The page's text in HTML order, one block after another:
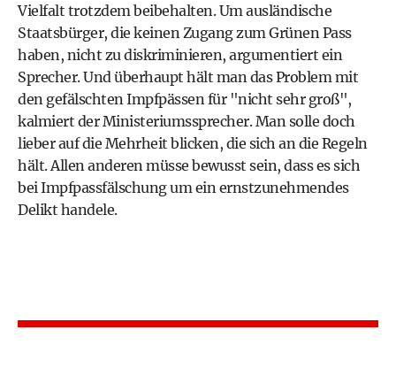
Vielfalt trotzdem beibehalten. Um ausländische
Staatsbürger, die keinen Zugang zum Grünen Pass
haben, nicht zu diskriminieren, argumentiert ein
Sprecher. Und überhaupt hält man das Problem mit
den gefälschten Impfpässen für "nicht sehr groß",
kalmiert der Ministeriumssprecher. Man solle doch
lieber auf die Mehrheit blicken, die sich an die Regeln
hält. Allen anderen müsse bewusst sein, dass es sich
bei Impfpassfälschung um ein ernstzunehmendes
Delikt handele.